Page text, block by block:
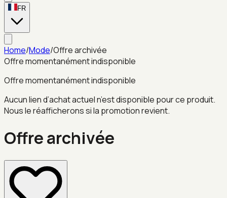
FR
Home/Mode/Offre archivée
Offre momentanément indisponible
Offre momentanément indisponible
Aucun lien d’achat actuel n’est disponible pour ce produit.
Nous le réafficherons si la promotion revient.
Offre archivée